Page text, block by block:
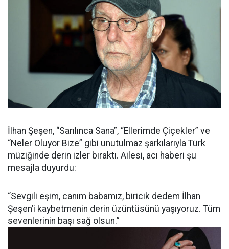
İlhan Şeşen, “Sarılınca Sana”, “Ellerimde Çiçekler” ve
“Neler Oluyor Bize” gibi unutulmaz şarkılarıyla Türk
müziğinde derin izler bıraktı. Ailesi, acı haberi şu
mesajla duyurdu:
“Sevgili eşim, canım babamız, biricik dedem İlhan
Şeşen’i kaybetmenin derin üzüntüsünü yaşıyoruz. Tüm
sevenlerinin başı sağ olsun.”